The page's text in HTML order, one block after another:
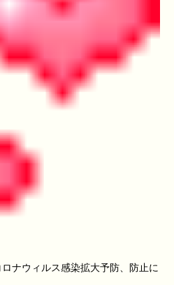
ナウィルス感染拡大予防、防止に